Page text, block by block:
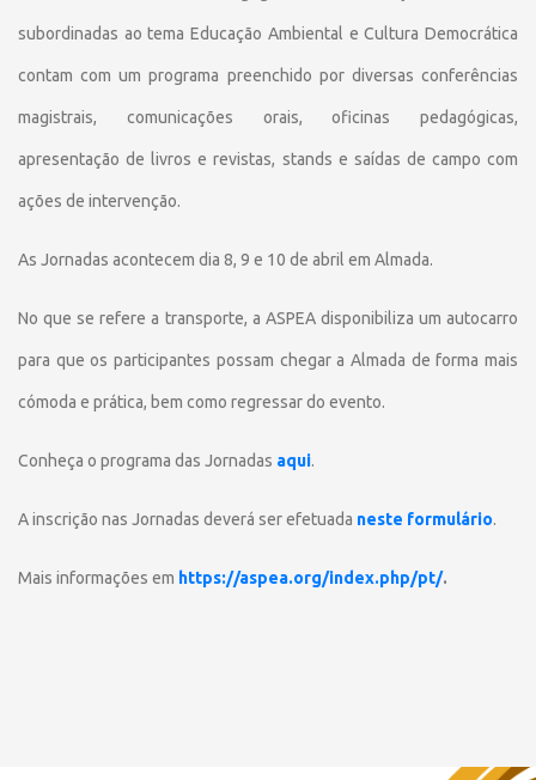
subordinadas ao tema Educação Ambiental e Cultura Democrática
contam com um programa preenchido por diversas conferências
magistrais, comunicações orais, oficinas pedagógicas,
apresentação de livros e revistas, stands e saídas de campo com
ações de intervenção.
As Jornadas acontecem dia 8, 9 e 10 de abril em Almada.
No que se refere a transporte, a ASPEA disponibiliza um autocarro
para que os participantes possam chegar a Almada de forma mais
cómoda e prática, bem como regressar do evento.
Conheça o programa das Jornadas aqui.
A inscrição nas Jornadas deverá ser efetuada neste formulário.
Mais informações em https://aspea.org/index.php/pt/.